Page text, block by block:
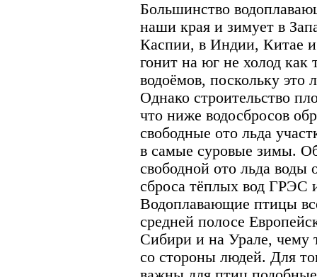
Большинство
наши края и зимует в
Каспии, в Индии, Китае
гонит на юг не холод как
водоёмов, поскольку
Однако строительство
что ниже водосбросов
свободные ото льда
в самые суровые зимы.
свободной ото льда воды
сброса тёплых вод ГРЭС
Водоплавающие птицы
cредней полосе
Сибири и на Урале, чему
со стороны людей. Для